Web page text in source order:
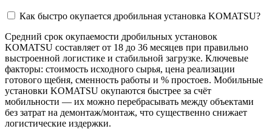
Как быстро окупается дробильная установка KOMATSU?
Средний срок окупаемости дробильных установок
KOMATSU составляет от 18 до 36 месяцев при правильно
выстроенной логистике и стабильной загрузке. Ключевые
факторы: стоимость исходного сырья, цена реализации
готового щебня, сменность работы и % простоев. Мобильные
установки KOMATSU окупаются быстрее за счёт
мобильности — их можно перебрасывать между объектами
без затрат на демонтаж/монтаж, что существенно снижает
логистические издержки.